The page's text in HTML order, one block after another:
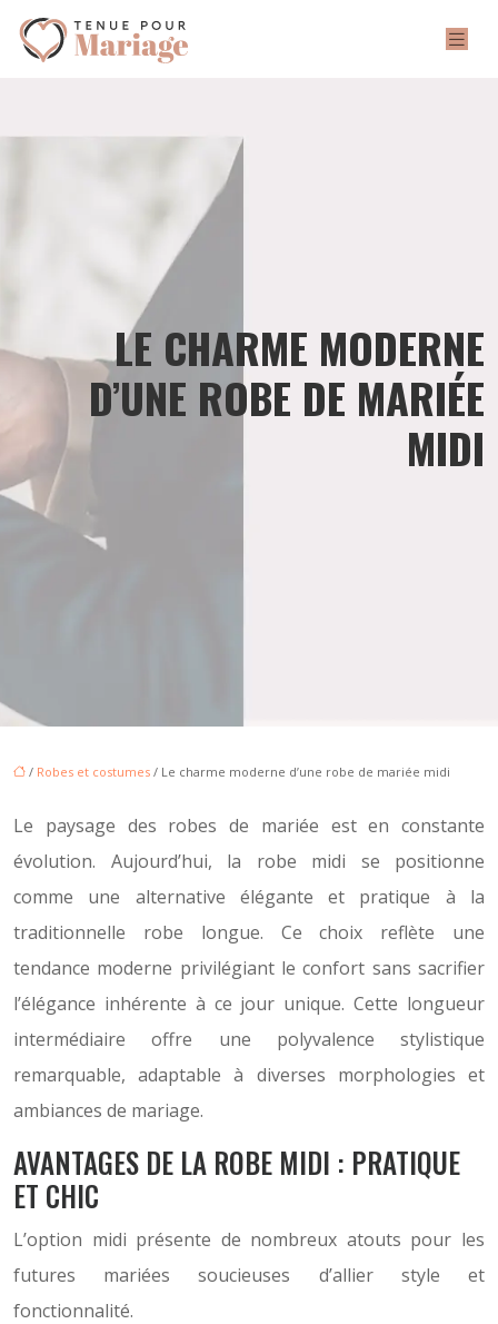
LE CHARME MODERNE
D’UNE ROBE DE MARIÉE
MIDI
/ Robes et costumes / Le charme moderne d’une robe de mariée midi
Le paysage des robes de mariée est en constante
évolution. Aujourd’hui, la robe midi se positionne
comme une alternative élégante et pratique à la
traditionnelle robe longue. Ce choix reflète une
tendance moderne privilégiant le confort sans sacrifier
l’élégance inhérente à ce jour unique. Cette longueur
intermédiaire offre une polyvalence stylistique
remarquable, adaptable à diverses morphologies et
ambiances de mariage.
AVANTAGES DE LA ROBE MIDI : PRATIQUE
ET CHIC
L’option midi présente de nombreux atouts pour les
futures mariées soucieuses d’allier style et
fonctionnalité.